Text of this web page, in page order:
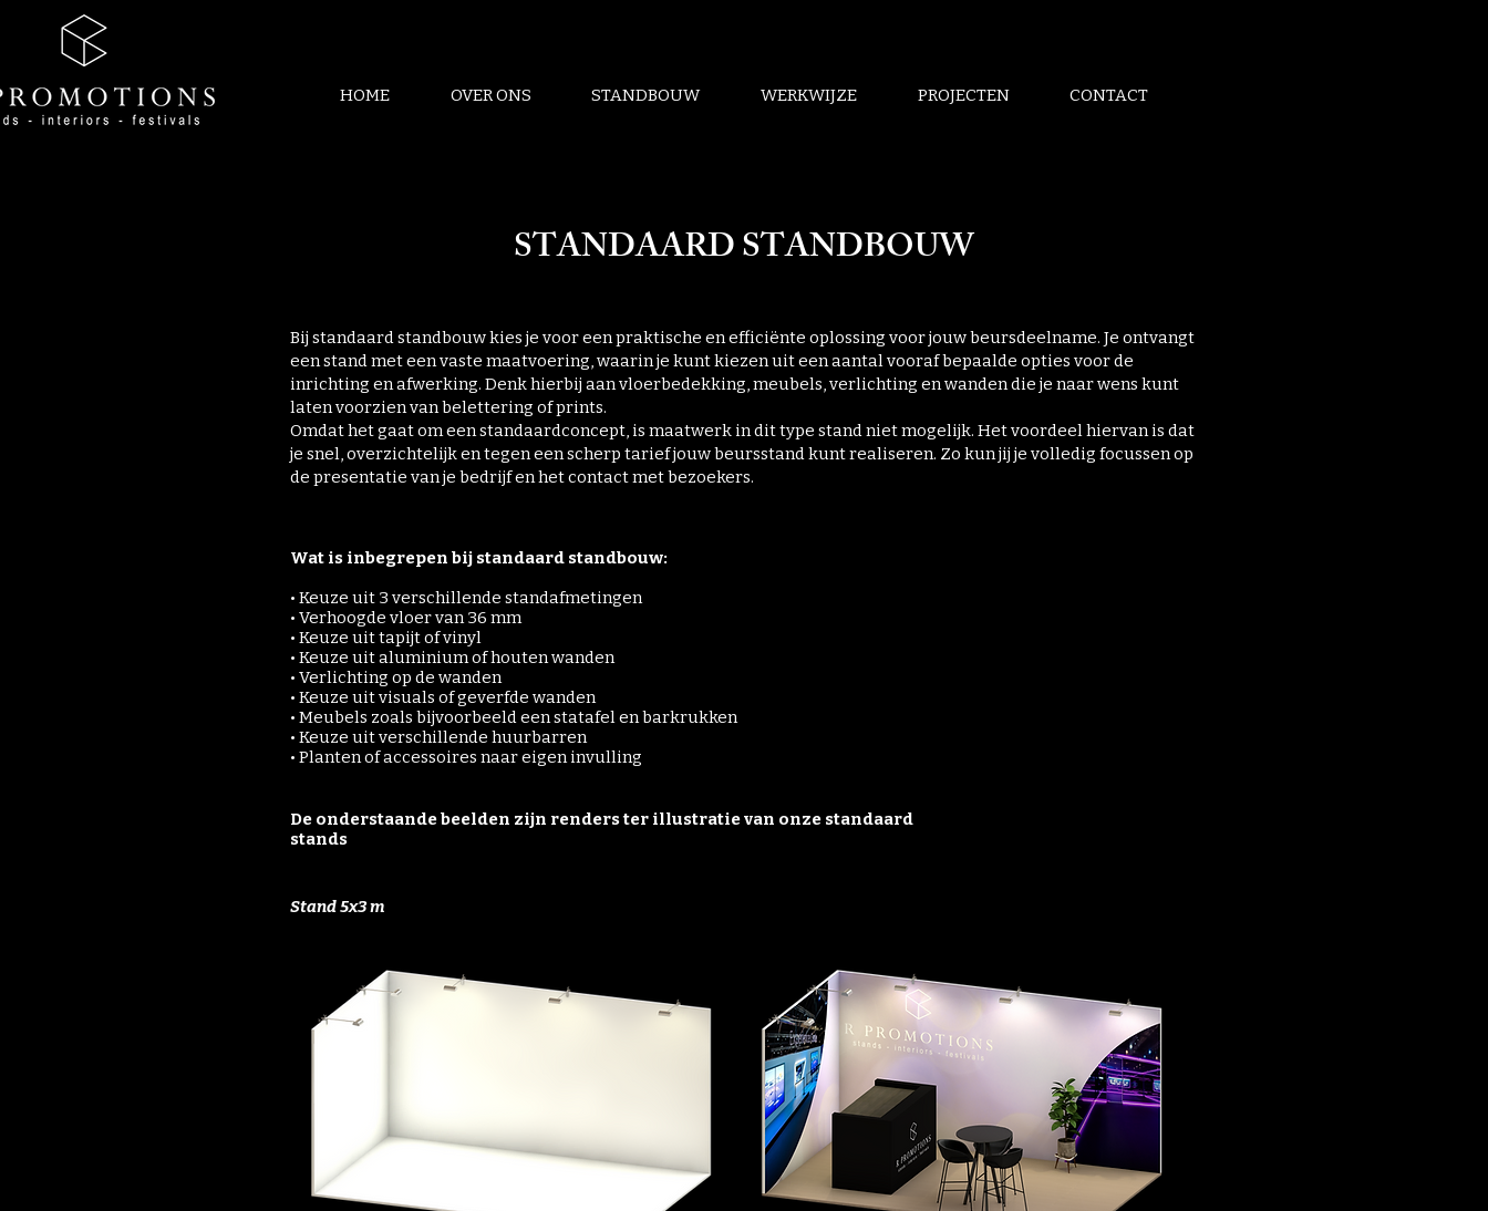
HOME OVER ONS STANDBOUW WERKWIJZE PROJECTEN CONTACT
STANDAARD STANDBOUW
Bij standaard standbouw kies je voor een praktische en efficiënte oplossing voor jouw beursdeelname. Je ontvangt
een stand met een vaste maatvoering, waarin je kunt kiezen uit een aantal vooraf bepaalde opties voor de
inrichting en afwerking. Denk hierbij aan vloerbedekking, meubels, verlichting en wanden die je naar wens kunt
laten voorzien van belettering of prints.
Omdat het gaat om een standaardconcept, is maatwerk in dit type stand niet mogelijk. Het voordeel hiervan is dat
je snel, overzichtelijk en tegen een scherp tarief jouw beursstand kunt realiseren. Zo kun jij je volledig focussen op
de presentatie van je bedrijf en het contact met bezoekers.
Wat is inbegrepen bij standaard standbouw:
• Keuze uit 3 verschillende standafmetingen
• Verhoogde vloer van 36 mm
• Keuze uit tapijt of vinyl
• Keuze uit aluminium of houten wanden
• Verlichting op de wanden
• Keuze uit visuals of geverfde wanden
• Meubels zoals bijvoorbeeld een statafel en barkrukken
• Keuze uit verschillende huurbarren
• Planten of accessoires naar eigen invulling
De onderstaande beelden zijn renders ter illustratie van onze standaard
stands
Stand 5x3 m